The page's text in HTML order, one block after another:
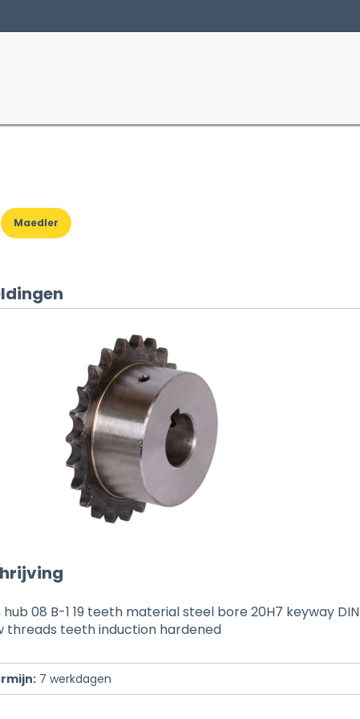
Maedler
08 B-1 19 teeth material steel bore 20H7 keyway DIN
threads teeth induction hardened
7 werkdagen